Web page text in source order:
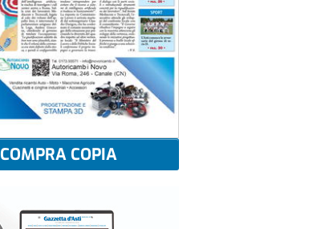
COMPRA COPIA